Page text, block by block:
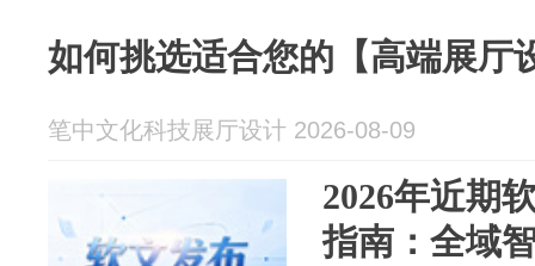
如何挑选适合您的【高端展厅
笔中文化科技展厅设计 2026-08-09
2026年近期
指南：全域